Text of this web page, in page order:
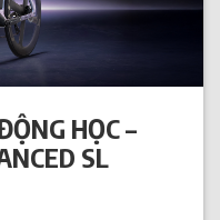
HỌC –
SL